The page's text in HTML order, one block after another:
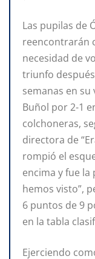
Las pupilas de
reencontrarán
necesidad de
triunfo
semanas en
Buñol por 2-1
colchoneras,
directora de
rompió el
encima y fue
hemos visto”,
6 puntos de 9
en la tabla
Ejerciendo